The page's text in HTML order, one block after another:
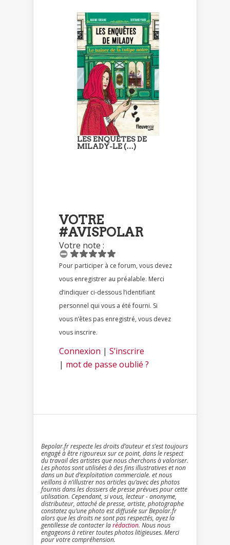
LES ENQUÊTES DE
MILADY-LE (…)
VOTRE
#AVISPOLAR
Votre note :
Pour participer à ce forum, vous devez
vous enregistrer au préalable. Merci
d’indiquer ci-dessous l’identifiant
personnel qui vous a été fourni. Si
vous n’êtes pas enregistré, vous devez
vous inscrire.
Connexion | S’inscrire
| mot de passe oublié ?
Bepolar.fr respecte les droits d’auteur et s’est toujours
engagé à être rigoureux sur ce point, dans le respect
du travail des artistes que nous cherchons à valoriser.
Les photos sont utilisées à des fins illustratives et non
dans un but d’exploitation commerciale. et nous
veillons à n’illustrer nos articles qu’avec des photos
fournis dans les dossiers de presse prévues pour cette
utilisation. Cependant, si vous, lecteur - anonyme,
distributeur, attaché de presse, artiste, photographe
constatez qu’une photo est diffusée sur Bepolar.fr
alors que les droits ne sont pas respectés, ayez la
gentillesse de contacter larédaction. Nous nous
engageons à retirer toutes photos litigieuses. Merci
pour votre compréhension.